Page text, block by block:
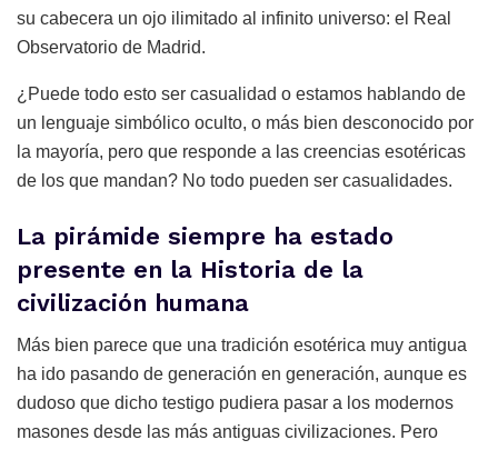
su cabecera un ojo ilimitado al infinito universo: el Real
Observatorio de Madrid.
¿Puede todo esto ser casualidad o estamos hablando de
un lenguaje simbólico oculto, o más bien desconocido por
la mayoría, pero que responde a las creencias esotéricas
de los que mandan? No todo pueden ser casualidades.
La pirámide siempre ha estado
presente en la Historia de la
civilización humana
Más bien parece que una tradición esotérica muy antigua
ha ido pasando de generación en generación, aunque es
dudoso que dicho testigo pudiera pasar a los modernos
masones desde las más antiguas civilizaciones. Pero